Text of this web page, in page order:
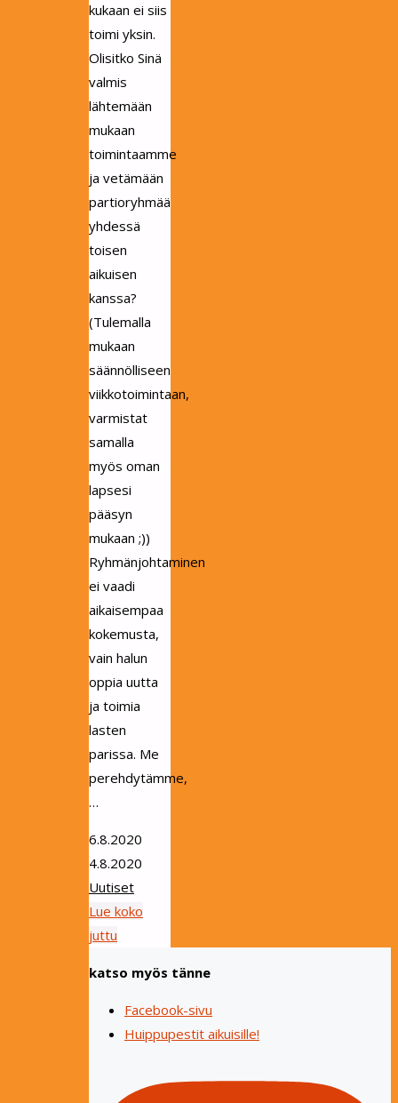
kukaan ei siis
toimi yksin.
Olisitko Sinä
valmis
lähtemään
mukaan
toimintaamme
ja vetämään
partioryhmää
yhdessä
toisen
aikuisen
kanssa?
(Tulemalla
mukaan
säännölliseen
viikkotoimintaan,
varmistat
samalla
myös oman
lapsesi
pääsyn
mukaan ;))
Ryhmänjohtaminen
ei vaadi
aikaisempaa
kokemusta,
vain halun
oppia uutta
ja toimia
lasten
parissa. Me
perehdytämme,
…
6.8.2020
4.8.2020
Uutiset
Lue koko
juttu
tarvitaan
viikkotoimintaan!"
katso myös tänne
Facebook-sivu
Huippupestit aikuisille!